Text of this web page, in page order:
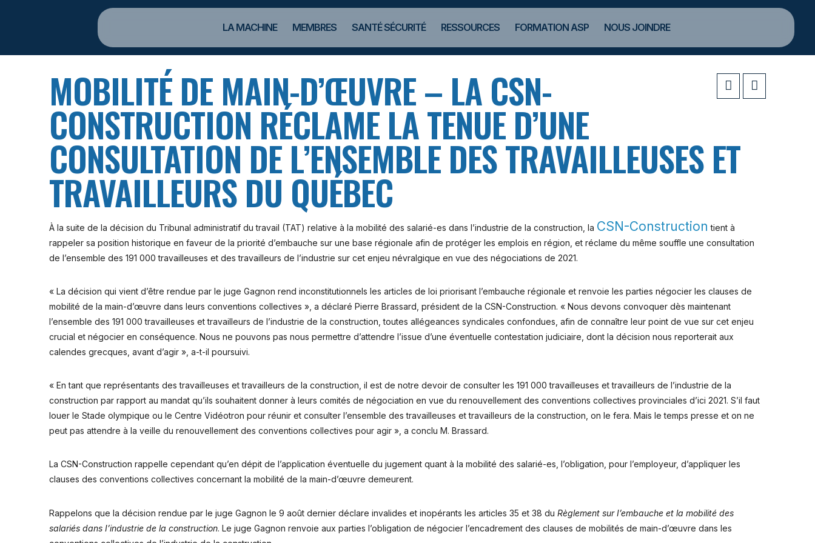
LA MACHINE MEMBRES SANTÉ SÉCURITÉ RESSOURCES FORMATION ASP NOUS JOINDRE
MOBILITÉ DE MAIN-D’ŒUVRE – LA CSN-
CONSTRUCTION RÉCLAME LA TENUE D’UNE
CONSULTATION DE L’ENSEMBLE DES TRAVAILLEUSES ET
TRAVAILLEURS DU QUÉBEC
À la suite de la décision du Tribunal administratif du travail (TAT) relative à la mobilité des salarié-es dans l’industrie de la construction, la CSN-Construction tient à
rappeler sa position historique en faveur de la priorité d’embauche sur une base régionale afin de protéger les emplois en région, et réclame du même souffle une consultation
de l’ensemble des 191 000 travailleuses et des travailleurs de l’industrie sur cet enjeu névralgique en vue des négociations de 2021.
« La décision qui vient d’être rendue par le juge Gagnon rend inconstitutionnels les articles de loi priorisant l’embauche régionale et renvoie les parties négocier les clauses de
mobilité de la main-d’œuvre dans leurs conventions collectives », a déclaré Pierre Brassard, président de la CSN-Construction. « Nous devons convoquer dès maintenant
l’ensemble des 191 000 travailleuses et travailleurs de l’industrie de la construction, toutes allégeances syndicales confondues, afin de connaître leur point de vue sur cet enjeu
crucial et négocier en conséquence. Nous ne pouvons pas nous permettre d’attendre l’issue d’une éventuelle contestation judiciaire, dont la décision nous reporterait aux
calendes grecques, avant d’agir », a-t-il poursuivi.
« En tant que représentants des travailleuses et travailleurs de la construction, il est de notre devoir de consulter les 191 000 travailleuses et travailleurs de l’industrie de la
construction par rapport au mandat qu’ils souhaitent donner à leurs comités de négociation en vue du renouvellement des conventions collectives provinciales d’ici 2021. S’il faut
louer le Stade olympique ou le Centre Vidéotron pour réunir et consulter l’ensemble des travailleuses et travailleurs de la construction, on le fera. Mais le temps presse et on ne
peut pas attendre à la veille du renouvellement des conventions collectives pour agir », a conclu M. Brassard.
La CSN-Construction rappelle cependant qu’en dépit de l’application éventuelle du jugement quant à la mobilité des salarié-es, l’obligation, pour l’employeur, d’appliquer les
clauses des conventions collectives concernant la mobilité de la main-d’œuvre demeurent.
Rappelons que la décision rendue par le juge Gagnon le 9 août dernier déclare invalides et inopérants les articles 35 et 38 du Règlement sur I’embauche et la mobilité des
salariés dans I’industrie de la construction. Le juge Gagnon renvoie aux parties l’obligation de négocier l’encadrement des clauses de mobilités de main-d’œuvre dans les